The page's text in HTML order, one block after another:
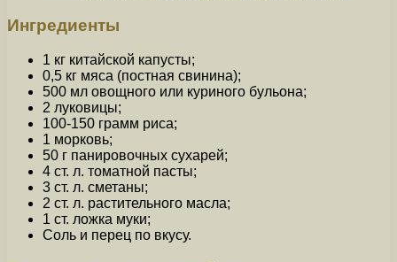
Ингредиенты
1 кг китайской капусты;
0,5 кг мяса (постная свинина);
500 мл овощного или куриного бульона;
2 луковицы;
100-150 грамм риса;
1 морковь;
50 г панировочных сухарей;
4 ст. л. томатной пасты;
3 ст. л. сметаны;
2 ст. л. растительного масла;
1 ст. ложка муки;
Соль и перец по вкусу.